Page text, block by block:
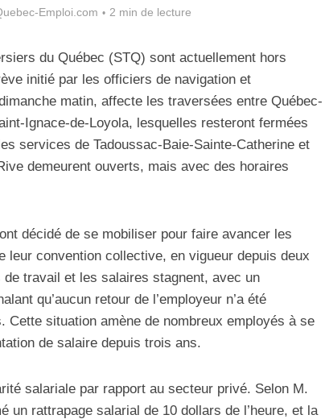
Emploi.com 2 min de lecture
du Québec (STQ) sont actuellement hors
initié par les officiers de navigation et
matin, affecte les traversées entre Québec-
Ignace-de-Loyola, lesquelles resteront fermées
services de Tadoussac-Baie-Sainte-Catherine et
demeurent ouverts, mais avec des horaires
décidé de se mobiliser pour faire avancer les
convention collective, en vigueur depuis deux
travail et les salaires stagnent, avec un
qu’aucun retour de l’employeur n’a été
Cette situation amène de nombreux employés à se
de salaire depuis trois ans.
salariale par rapport au secteur privé. Selon M.
un rattrapage salarial de 10 dollars de l’heure, et la